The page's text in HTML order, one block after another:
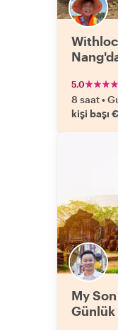
5.0
8 saat•
kişi başı
My Son
Günlük